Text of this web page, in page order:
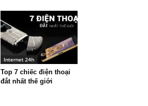
Internet 24h
Top 7 chiếc điện thoại
đắt nhất thế giới